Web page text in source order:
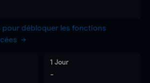
pour débloquer les fonctions
1 Jour
-